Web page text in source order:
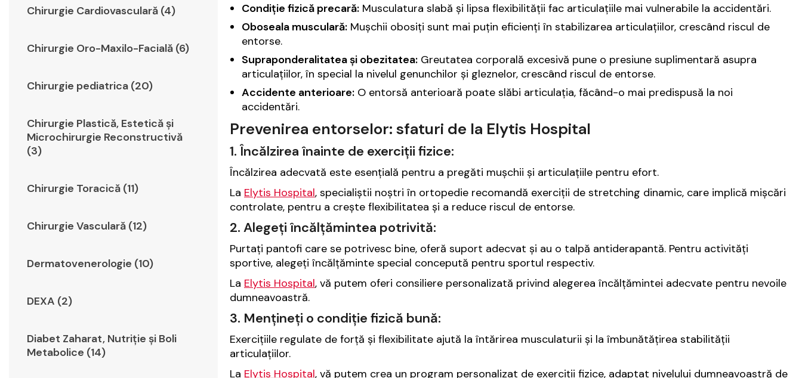
Chirurgie Cardiovasculară (4)
Chirurgie Oro-Maxilo-Facială (6)
Chirurgie pediatrica (20)
Chirurgie Plastică, Estetică şi
Microchirurgie Reconstructivă
(3)
Chirurgie Toracică (11)
Chirurgie Vasculară (12)
Dermatovenerologie (10)
DEXA (2)
Diabet Zaharat, Nutriţie şi Boli
Metabolice (14)
Condiție fizică precară: Musculatura slabă și lipsa flexibilității fac articulațiile mai vulnerabile la accidentări.
Oboseala musculară: Mușchii obosiți sunt mai puțin eficienți în stabilizarea articulațiilor, crescând riscul de
entorse.
Supraponderalitatea și obezitatea: Greutatea corporală excesivă pune o presiune suplimentară asupra
articulațiilor, în special la nivelul genunchilor și gleznelor, crescând riscul de entorse.
Accidente anterioare: O entorsă anterioară poate slăbi articulația, făcând-o mai predispusă la noi
accidentări.
Prevenirea entorselor: sfaturi de la Elytis Hospital
1. Încălzirea înainte de exerciții fizice:
Încălzirea adecvată este esențială pentru a pregăti mușchii și articulațiile pentru efort.
La Elytis Hospital, specialiștii noștri în ortopedie recomandă exerciții de stretching dinamic, care implică mișcări
controlate, pentru a crește flexibilitatea și a reduce riscul de entorse.
2. Alegeți încălțămintea potrivită:
Purtați pantofi care se potrivesc bine, oferă suport adecvat și au o talpă antiderapantă. Pentru activități
sportive, alegeți încălțăminte special concepută pentru sportul respectiv.
La Elytis Hospital, vă putem oferi consiliere personalizată privind alegerea încălțămintei adecvate pentru nevoile
dumneavoastră.
3. Mențineți o condiție fizică bună:
Exercițiile regulate de forță și flexibilitate ajută la întărirea musculaturii și la îmbunătățirea stabilității
articulațiilor.
La Elytis Hospital, vă putem crea un program personalizat de exerciții fizice, adaptat nivelului dumneavoastră de